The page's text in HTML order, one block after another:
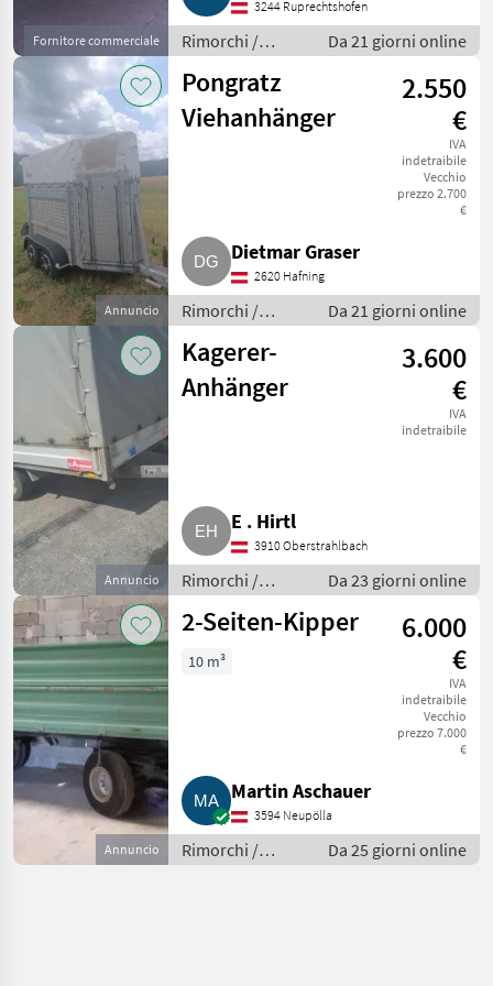
Fornitore commerciale
3244 Ruprechtshofen
Rimorchi /
Rimorchi per
auto
Da 21 giorni online
Annuncio
Pongratz
Viehanhänger
2.550
€
IVA
indetraibile
Vecchio
prezzo 2.700
€
Dietmar Graser
2620 Hafning
Rimorchi /
Rimorchi per
auto
Da 21 giorni online
Annuncio
Kagerer-
Anhänger
3.600
€
IVA
indetraibile
E . Hirtl
3910 Oberstrahlbach
Rimorchi /
Rimorchi per
auto
Da 23 giorni online
Annuncio
2-Seiten-Kipper
6.000
€
IVA
indetraibile
Vecchio
prezzo 7.000
€
10 m³
Martin Aschauer
3594 Neupölla
Rimorchi /
Rimorchi per
Da 25 giorni online